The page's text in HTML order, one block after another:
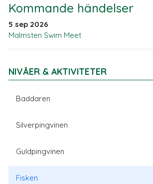
Kommande händelser
5 sep 2026
Malmsten Swim Meet
NIVÅER & AKTIVITETER
Baddaren
Silverpingvinen
Guldpingvinen
Fisken